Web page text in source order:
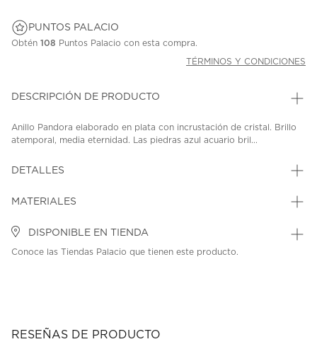
PUNTOS PALACIO
Obtén 108 Puntos Palacio con esta compra.
TÉRMINOS Y CONDICIONES
DESCRIPCIÓN DE PRODUCTO
Anillo Pandora elaborado en plata con incrustación de cristal. Brillo
atemporal, media eternidad. Las piedras azul acuario bril...
DETALLES
MATERIALES
DISPONIBLE EN TIENDA
Conoce las Tiendas Palacio que tienen este producto.
RESEÑAS DE PRODUCTO